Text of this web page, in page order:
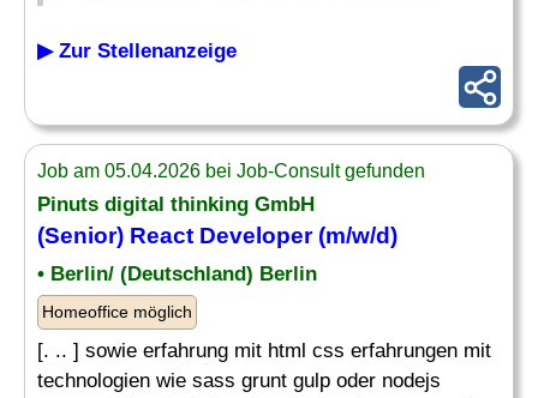
▶ Zur Stellenanzeige
Job am 05.04.2026 bei Job-Consult gefunden
Pinuts digital thinking GmbH
(Senior) React Developer (m/w/d)
• Berlin/ (Deutschland) Berlin
Homeoffice möglich
[. .. ] sowie erfahrung mit html css erfahrungen mit
technologien wie sass grunt gulp oder nodejs